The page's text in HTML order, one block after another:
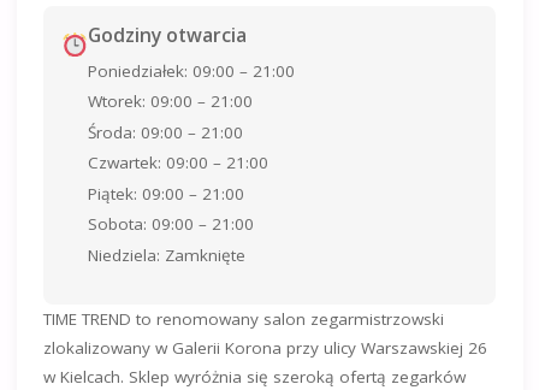
Godziny otwarcia
Poniedziałek: 09:00 – 21:00
Wtorek: 09:00 – 21:00
Środa: 09:00 – 21:00
Czwartek: 09:00 – 21:00
Piątek: 09:00 – 21:00
Sobota: 09:00 – 21:00
Niedziela: Zamknięte
TIME TREND to renomowany salon zegarmistrzowski
zlokalizowany w Galerii Korona przy ulicy Warszawskiej 26
w Kielcach. Sklep wyróżnia się szeroką ofertą zegarków